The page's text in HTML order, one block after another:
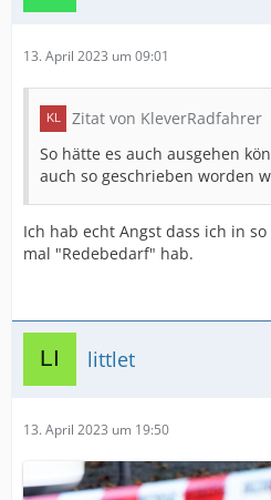
13. April 2023 um 09:01
Zitat von KleverRadfahrer
So hätte es auch ausgehen
auch so geschrieben worden
Ich hab echt Angst dass ich in
mal "Redebedarf" hab.
littlet
13. April 2023 um 19:50